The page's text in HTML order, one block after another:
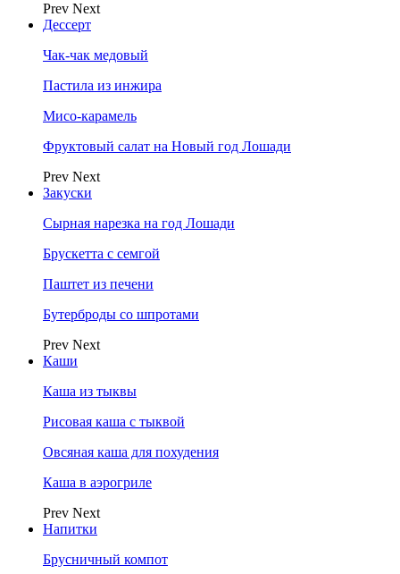
Prev Next
Дессерт
Чак-чак медовый
Пастила из инжира
Мисо-карамель
Фруктовый салат на Новый год Лошади
Prev Next
Закуски
Сырная нарезка на год Лошади
Брускетта с семгой
Паштет из печени
Бутерброды со шпротами
Prev Next
Каши
Каша из тыквы
Рисовая каша с тыквой
Овсяная каша для похудения
Каша в аэрогриле
Prev Next
Напитки
Брусничный компот